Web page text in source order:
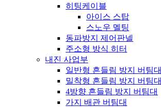
히팅케이블
아이스 스탑
스노우 멜팅
동파방지 제어판넬
주소형 방식 히터
내진 사업부
일반형 흔들림 방지 버팀대
밀착형 흔들림 방지 버팀대
4방향 흔들림 방지 버팀대
가지 배관 버팀대